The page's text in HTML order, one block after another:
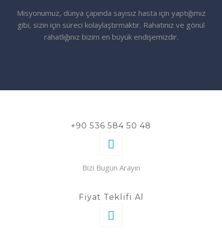
Misyonumuz, dünya çapında sayısız hasta için yaptığımız
gibi, sizin için süreci kolaylaştırmaktır. Rahatınız ve gönül
rahatlığınız bizim en büyük endişemizdir.
+90 536 584 50 48
Bizi Bugün Arayın
Fiyat Teklifi Al